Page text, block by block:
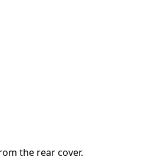
the rear cover.